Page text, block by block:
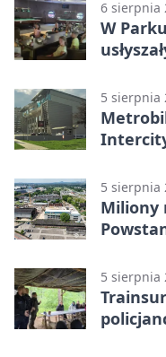
6 sierpnia
W
5 sierpnia
5 sierpnia
Miliony
5 sierpnia